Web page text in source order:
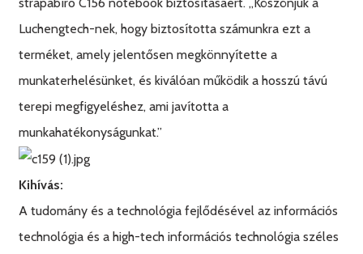
Luchengtech-nek, hogy biztosította számunkra ezt a
terméket, amely jelentősen megkönnyítette a
munkaterhelésünket, és kiválóan működik a hosszú távú
terepi megfigyeléshez, ami javította a
munkahatékonyságunkat.”
Kihívás:
A tudomány és a technológia fejlődésével az információs
technológia és a high-tech információs technológia széles